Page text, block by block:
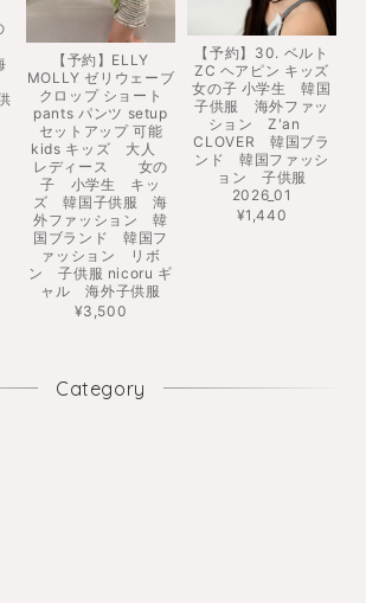
【予約】ELLY
MOLLY ゼリウェーブ
クロップ ショート
pants パンツ setup
セットアップ 可能
kids キッズ 大人
レディース 女の
子 小学生 キッ
ズ 韓国子供服 海
外ファッション 韓
国ブランド 韓国フ
ァッション リボ
ン 子供服 nicoru ギ
ャル 海外子供服
¥3,500
【予約】30. ベルト
ZC ヘアピン キッズ
女の子 小学生 韓国
子供服 海外ファッ
ション Z'an
CLOVER 韓国ブラ
ンド 韓国ファッシ
ョン 子供服
2026_01
¥1,440
Category